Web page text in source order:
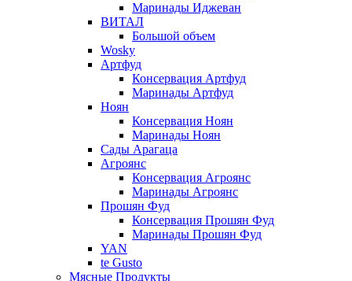
Маринады Иджеван
ВИТАЛ
Большой объем
Wosky
Артфуд
Консервация Артфуд
Маринады Артфуд
Ноян
Консервация Ноян
Маринады Ноян
Сады Арагаца
Агроянс
Консервация Агроянс
Маринады Агроянс
Прошян Фуд
Консервация Прошян Фуд
Маринады Прошян Фуд
YAN
te Gusto
Мясные Продукты